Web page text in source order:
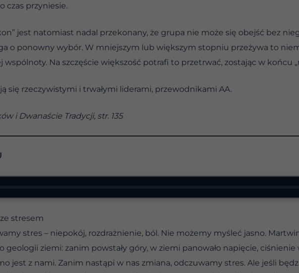
czas przyniesie.
jest natomiast nadal przekonany, że grupa nie może się obejść bez
o ponowny wybór. W mniejszym lub większym stopniu przeżywa to
wspólnoty. Na szczęście większość potrafi to przetrwać, zostając w końcu
się rzeczywistymi i trwałymi liderami, przewodnikami AA.
i Dwanaście Tradycji, str. 135
stresem
stres – niepokój, rozdrażnienie, ból. Nie możemy myśleć jasno.
geologii ziemi: zanim powstały góry, w ziemi panowało napięcie, ciśnienie
jest z nami. Zanim nastąpi w nas zmiana, odczuwamy stres. Ale jeśli